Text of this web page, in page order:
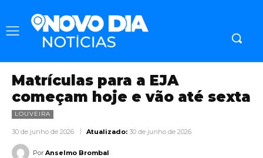
Matrículas para a EJA
começam hoje e vão até sexta
LOUVEIRA
30 de junho de 2026 Atualizado: 30 de junho de 2026
Por Anselmo Brombal